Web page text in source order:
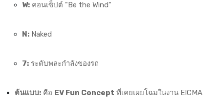
W: คอนเซ็ปต์ "Be the Wind"
N: Naked
7: ระดับพละกำลังของรถ
ต้นแบบ: คือ EV Fun Concept ที่เคยเผยโฉมในงาน EICMA